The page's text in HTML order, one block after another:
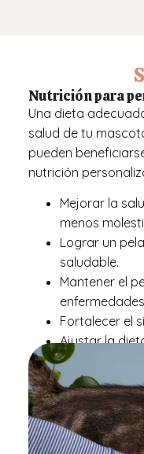
Nutrición para
Una dieta
salud de tu
pueden
nutrición
Mejorar la
menos
Lograr un
saludable.
Mantener el
Fortalecer el
Ajustar la